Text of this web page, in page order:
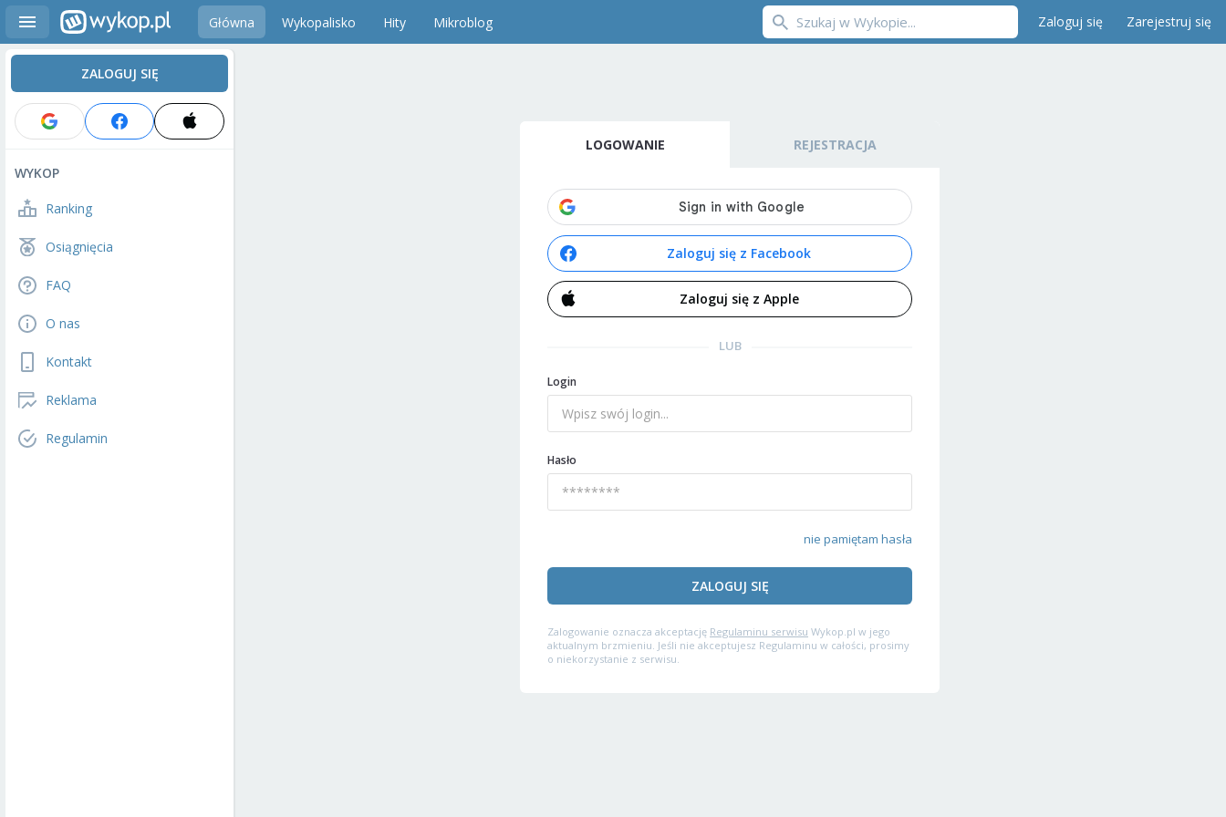
Główna Wykopalisko Hity Mikroblog Zaloguj się Zarejestruj się
ZALOGUJ SIĘ
WYKOP
Ranking
Osiągnięcia
FAQ
O nas
Kontakt
Reklama
Regulamin
LOGOWANIE REJESTRACJA
Zaloguj się z Facebook
Zaloguj się z Apple
LUB
Login
Hasło
nie pamiętam hasła
ZALOGUJ SIĘ
Zalogowanie oznacza akceptację Regulaminu serwisu Wykop.pl w jego
aktualnym brzmieniu. Jeśli nie akceptujesz Regulaminu w całości, prosimy
o niekorzystanie z serwisu.